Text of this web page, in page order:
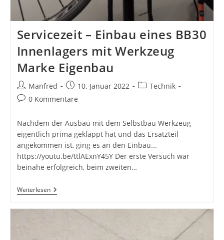
Servicezeit – Einbau eines BB30
Innenlagers mit Werkzeug
Marke Eigenbau
Beitrags-
Autor:
Manfred
Beitrag
veröffentlicht:
10. Januar 2022
Beitrags-
Technik
Beitrags-
0 Kommentare
Nachdem der Ausbau mit dem Selbstbau Werkzeug
eigentlich prima geklappt hat und das Ersatzteil
angekommen ist, ging es an den Einbau...
https://youtu.be/ttlAExnY45Y Der erste Versuch war
beinahe erfolgreich, beim zweiten…
WeiterlesenServicezeit
–